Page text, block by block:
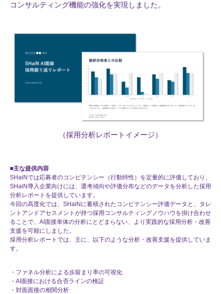
コンサルティング機能の強化を実現しました。
（採用分析レポートイメージ）
■主な提供内容
SHaiNでは応募者のコンピテンシー（行動特性）を定量的に評価しており、
SHaiN導入企業向けには、選考傾向や評価分布などのデータを分析した採用
分析レポートを提供しています。
今回の高度化では、SHaiNに蓄積されたコンピテンシー評価データと、タレ
ントアンドアセスメントが持つ採用コンサルティングノウハウを掛け合わせ
ることで、AI面接単体の分析にとどまらない、より実践的な採用分析・改善
支援を可能にしました。
採用分析レポートでは、主に、以下のような分析・改善支援を提供していま
す。
・ファネル分析による歩留まり率の可視化
・AI面接における合否ラインの検証
・対面面接の相関分析